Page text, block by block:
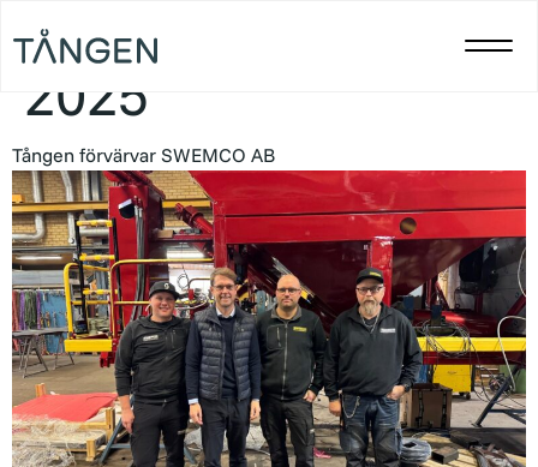
Dag: 10 december
2025
Tången förvärvar SWEMCO AB